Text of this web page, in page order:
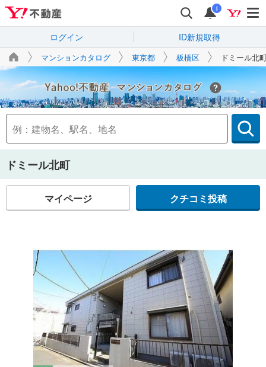
i
ログイン ID新規取得
マンションカタログ 東京都 板橋区 ドミール北
Yahoo!不動産
ドミール北町
マイページ クチコミ投稿